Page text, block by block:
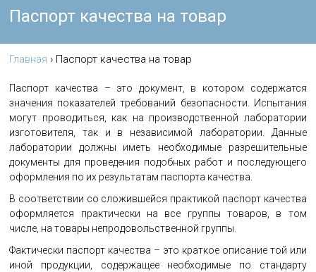
Паспорт качества на товар
Главная › Паспорт качества на товар
Паспорт качества – это документ, в котором содержатся
значения показателей требований безопасности. Испытания
могут проводиться, как на производственной лаборатории
изготовителя, так и в независимой лаборатории. Данные
лаборатории должны иметь необходимые разрешительные
документы для проведения подобных работ и последующего
оформления по их результатам паспорта качества.
В соответствии со сложившейся практикой паспорт качества
оформляется практически на все группы товаров, в том
числе, на товары непродовольственной группы.
Фактически паспорт качества – это краткое описание той или
иной продукции, содержащее необходимые по стандарту